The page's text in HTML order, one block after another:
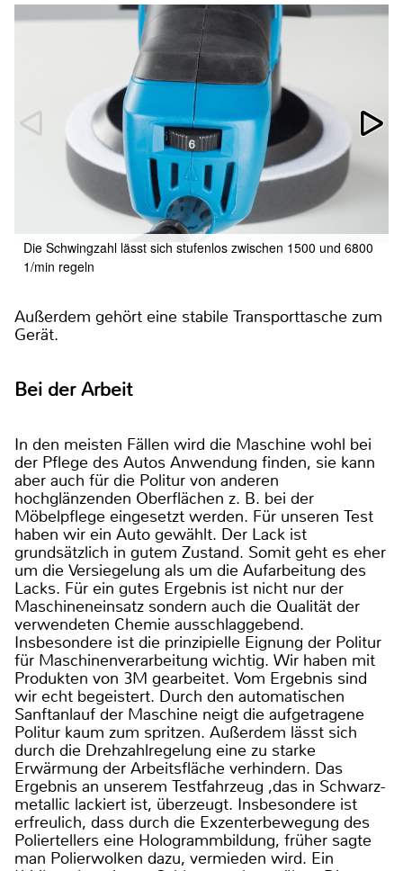
Die Schwingzahl lässt sich stufenlos zwischen 1500 und 6800
1/min regeln
Außerdem gehört eine stabile Transporttasche zum
Gerät.
Bei der Arbeit
In den meisten Fällen wird die Maschine wohl bei
der Pflege des Autos Anwendung finden, sie kann
aber auch für die Politur von anderen
hochglänzenden Oberflächen z. B. bei der
Möbelpflege eingesetzt werden. Für unseren Test
haben wir ein Auto gewählt. Der Lack ist
grundsätzlich in gutem Zustand. Somit geht es eher
um die Versiegelung als um die Aufarbeitung des
Lacks. Für ein gutes Ergebnis ist nicht nur der
Maschineneinsatz sondern auch die Qualität der
verwendeten Chemie ausschlaggebend.
Insbesondere ist die prinzipielle Eignung der Politur
für Maschinenverarbeitung wichtig. Wir haben mit
Produkten von 3M gearbeitet. Vom Ergebnis sind
wir echt begeistert. Durch den automatischen
Sanftanlauf der Maschine neigt die aufgetragene
Politur kaum zum spritzen. Außerdem lässt sich
durch die Drehzahlregelung eine zu starke
Erwärmung der Arbeitsfläche verhindern. Das
Ergebnis an unserem Testfahrzeug ,das in Schwarz-
metallic lackiert ist, überzeugt. Insbesondere ist
erfreulich, dass durch die Exzenterbewegung des
Poliertellers eine Hologrammbildung, früher sagte
man Polierwolken dazu, vermieden wird. Ein